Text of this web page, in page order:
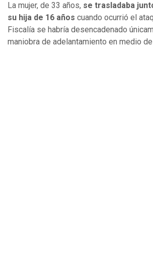
La mujer, de 33 años, se trasladaba
su hija de 16 años cuando ocurrió el
Fiscalía se habría desencadenado
maniobra de adelantamiento en medio